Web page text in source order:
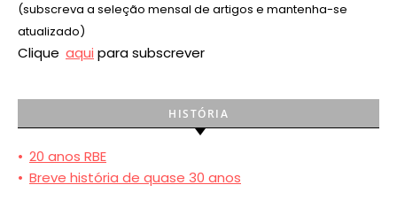
(subscreva a seleção mensal de artigos e mantenha-se
atualizado)
Clique aqui para subscrever
HISTÓRIA
• 20 anos RBE
• Breve história de quase 30 anos